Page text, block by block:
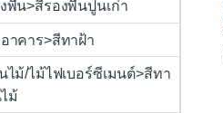
น>สีรองพื้นปูนเก่า
าคาร>สีทาฝ้า
ม้/ไม้ไฟเบอร์ซีเมนต์>สีทา
ม้